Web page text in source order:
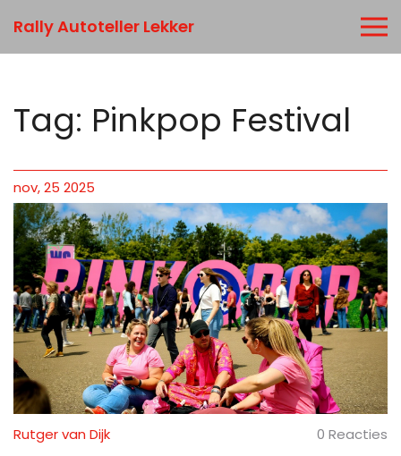
Rally Autoteller Lekker
Tag: Pinkpop Festival
nov, 25 2025
Rutger van Dijk 0 Reacties